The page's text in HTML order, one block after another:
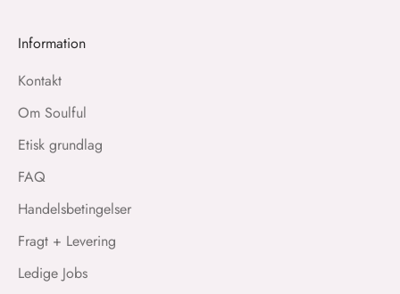
Information
Kontakt
Om Soulful
Etisk grundlag
FAQ
Handelsbetingelser
Fragt + Levering
Ledige Jobs